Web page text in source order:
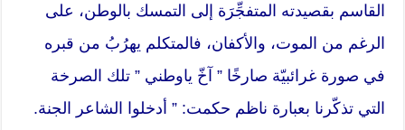
القاسم بقصيدته المتفجِّرَة إلى التمسك بالوطن، على
الرغم من الموت، والأكفان، فالمتكلم يهرُبُ من قبره
في صورة غرائبيّة صارخًا ” آخّ ياوطني ” تلك الصرخة
التي تذكّرنا بعبارة ناظم حكمت: ” أدخلوا الشاعر الجنة.